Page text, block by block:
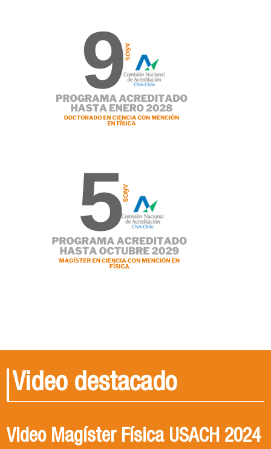
Video destacado
Video Magíster Física USACH 2024
Video Doctorado Física USACH